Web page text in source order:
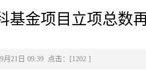
基金项目立项总数
月21日 09:39 点击：[1202 ]